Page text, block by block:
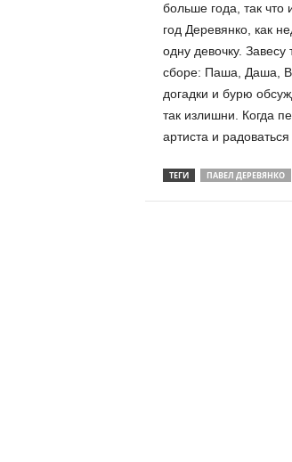
больше года, так что
год Деревянко, как
одну девочку.
сборе: Паша, Даша,
догадки и бурю
так излишни. Когда
артиста и
ТЕГИ ПАВЕЛ ДЕРЕВЯНКО